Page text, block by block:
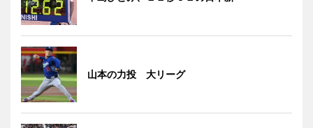
山本の力投 大リーグ